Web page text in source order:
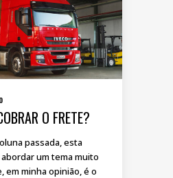
O FRETE?
passada, esta
um tema muito
em minha opinião, é o